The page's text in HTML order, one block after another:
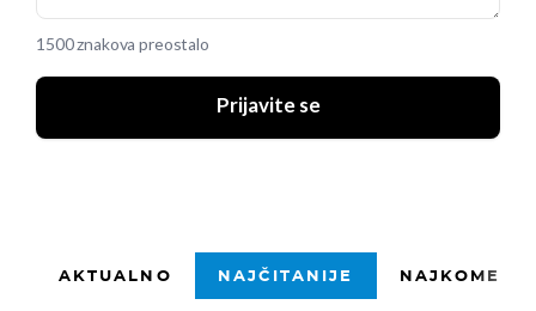
1500 znakova preostalo
Prijavite se
AKTUALNO NAJČITANIJE